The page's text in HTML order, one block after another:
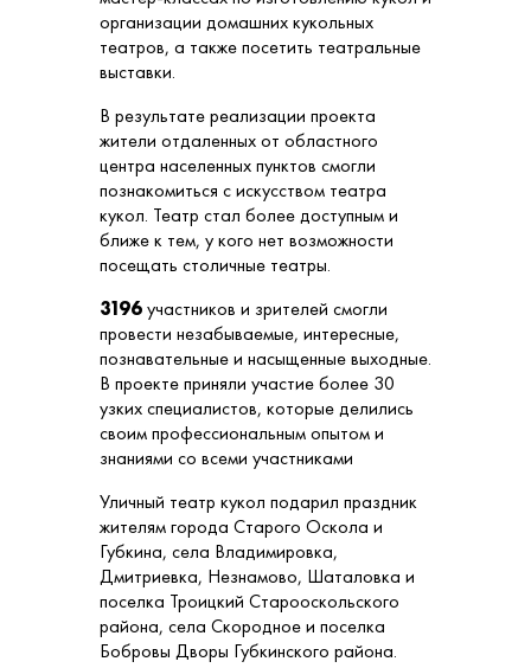
организации домашних кукольных
театров, а также посетить театральные
выставки.
В результате реализации проекта
жители отдаленных от областного
центра населенных пунктов смогли
познакомиться с искусством театра
кукол. Театр стал более доступным и
ближе к тем, у кого нет возможности
посещать столичные театры.
3196участников и зрителей смогли
провести незабываемые, интересные,
познавательные и насыщенные выходные.
В проекте приняли участие более 30
узких специалистов, которые делились
своим профессиональным опытом и
знаниями со всеми участниками
Уличный театр кукол подарил праздник
жителям города Старого Оскола и
Губкина, села Владимировка,
Дмитриевка, Незнамово, Шаталовка и
поселка Троицкий Старооскольского
района, села Скородное и поселка
Бобровы Дворы Губкинского района.